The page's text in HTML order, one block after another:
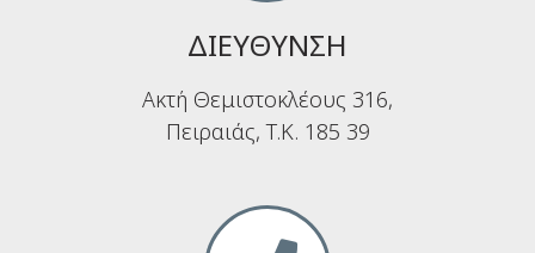
ΔΙΕΥΘΥΝΣΗ
Aκτή Θεμιστοκλέους 316,
Πειραιάς, T.K. 185 39